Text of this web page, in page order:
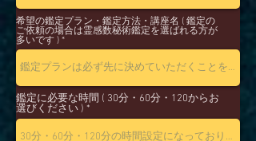
希望の鑑定プラン・鑑定方法・講座名 ( 鑑定の
ご依頼の場合は霊感数秘術鑑定を選ばれる方が
多いです )
鑑定に必要な時間 ( 30分・60分・120からお
選びください )